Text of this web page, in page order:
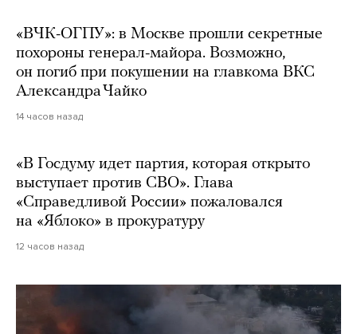
«ВЧК-ОГПУ»: в Москве прошли секретные
похороны генерал-майора. Возможно,
он погиб при покушении на главкома ВКС
Александра Чайко
14 часов назад
«В Госдуму идет партия, которая открыто
выступает против СВО». Глава
«Справедливой России» пожаловался
на «Яблоко» в прокуратуру
12 часов назад